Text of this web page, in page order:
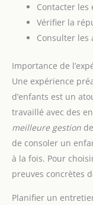
Contacter les
Vérifier la
Consulter les
Importance de
Une expérience
d’enfants est un
travaillé avec des
meilleure gestion
de consoler un
à la fois. Pour
preuves concrètes
Planifier un